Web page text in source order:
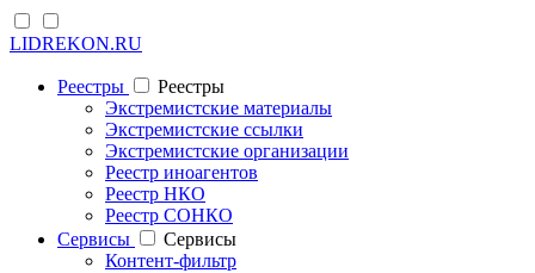
LIDREKON.RU
Реестры
Реестры
Экстремистские материалы
Экстремистские ссылки
Экстремистские организации
Реестр иноагентов
Реестр НКО
Реестр СОНКО
Cервисы
Cервисы
Контент-фильтр